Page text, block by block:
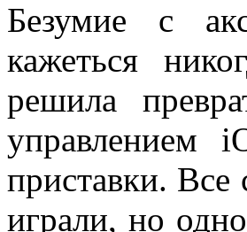
Безумие с
кажеться
решила
управлением
приставки. Все
играли, но